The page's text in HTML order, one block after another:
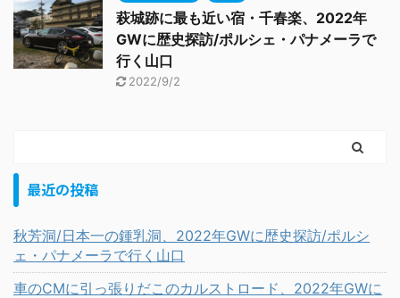
萩城跡に最も近い宿・千春楽、2022年
GWに歴史探訪/ポルシェ・パナメーラで
行く山口
2022/9/2
最近の投稿
秋芳洞/日本一の鍾乳洞、2022年GWに歴史探訪/ポルシ
ェ・パナメーラで行く山口
車のCMに引っ張りだこのカルストロード、2022年GWに